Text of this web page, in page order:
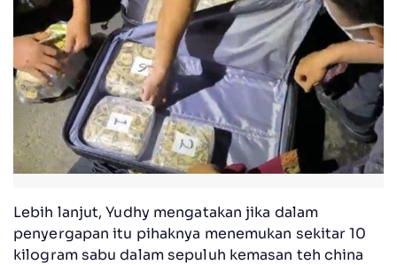
Lebih lanjut, Yudhy mengatakan jika dalam
penyergapan itu pihaknya menemukan sekitar 10
kilogram sabu dalam sepuluh kemasan teh china